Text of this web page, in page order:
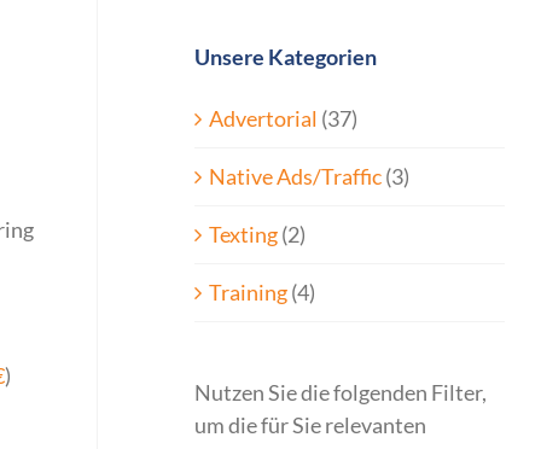
)
Unsere Kategorien
Advertorial (37)
Native Ads/Traffic(3)
Texting(2)
Training(4)
Nutzen Sie die folgenden Filter,
um die für Sie relevanten